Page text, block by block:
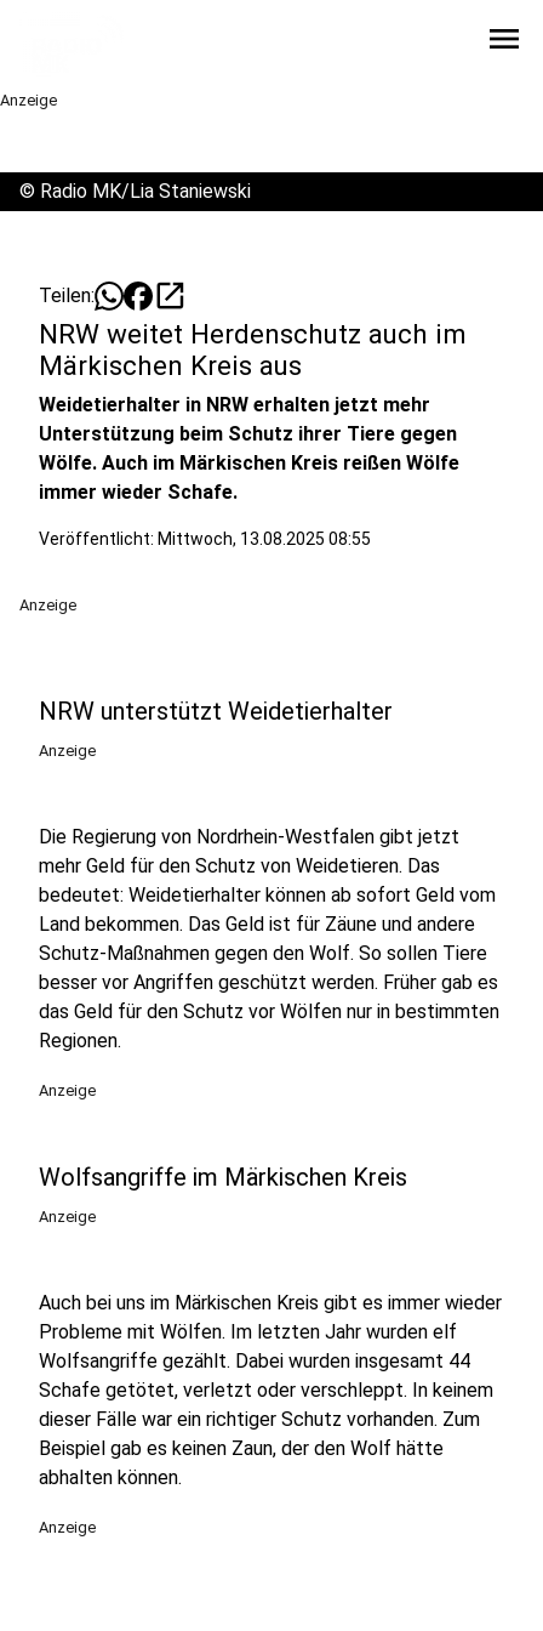
menu
Anzeige
© Radio MK/Lia Staniewski
Teilen: open_in_new
NRW weitet Herdenschutz auch im
Märkischen Kreis aus
Weidetierhalter in NRW erhalten jetzt mehr
Unterstützung beim Schutz ihrer Tiere gegen
Wölfe. Auch im Märkischen Kreis reißen Wölfe
immer wieder Schafe.
Veröffentlicht: Mittwoch, 13.08.2025 08:55
Anzeige
NRW unterstützt Weidetierhalter
Anzeige
Die Regierung von Nordrhein-Westfalen gibt jetzt
mehr Geld für den Schutz von Weidetieren. Das
bedeutet: Weidetierhalter können ab sofort Geld vom
Land bekommen. Das Geld ist für Zäune und andere
Schutz-Maßnahmen gegen den Wolf. So sollen Tiere
besser vor Angriffen geschützt werden. Früher gab es
das Geld für den Schutz vor Wölfen nur in bestimmten
Regionen.
Anzeige
Wolfsangriffe im Märkischen Kreis
Anzeige
Auch bei uns im Märkischen Kreis gibt es immer wieder
Probleme mit Wölfen. Im letzten Jahr wurden elf
Wolfsangriffe gezählt. Dabei wurden insgesamt 44
Schafe getötet, verletzt oder verschleppt. In keinem
dieser Fälle war ein richtiger Schutz vorhanden. Zum
Beispiel gab es keinen Zaun, der den Wolf hätte
abhalten können.
Anzeige